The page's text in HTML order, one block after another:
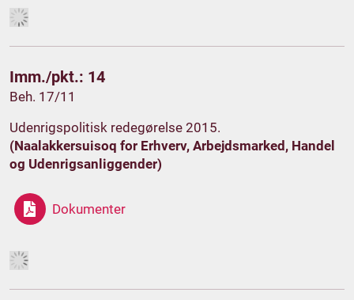
Imm./pkt.: 14
Beh. 17/11
Udenrigspolitisk redegørelse 2015.
(Naalakkersuisoq for Erhverv, Arbejdsmarked, Handel
og Udenrigsanliggender)
Dokumenter